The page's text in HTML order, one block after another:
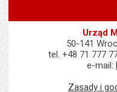
Urząd
50-141
tel. +48 71 777
e-mail:
Zasady i